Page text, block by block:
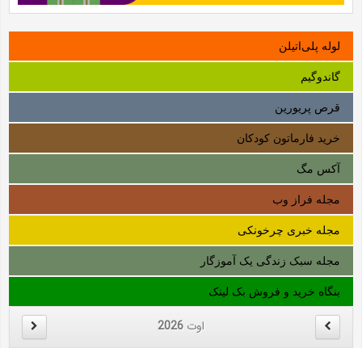
لوله‌ پلی‌اتیلن
گاندوگیم
قرص پریورین
خرید فارماتون کودکان
آکس مگ
مجله فراز وب
مجله خبری چرخونکی
مجله سبک زندگی یک آموزگار
بنگاه خرید و فروش بک لینک
اوت 2026